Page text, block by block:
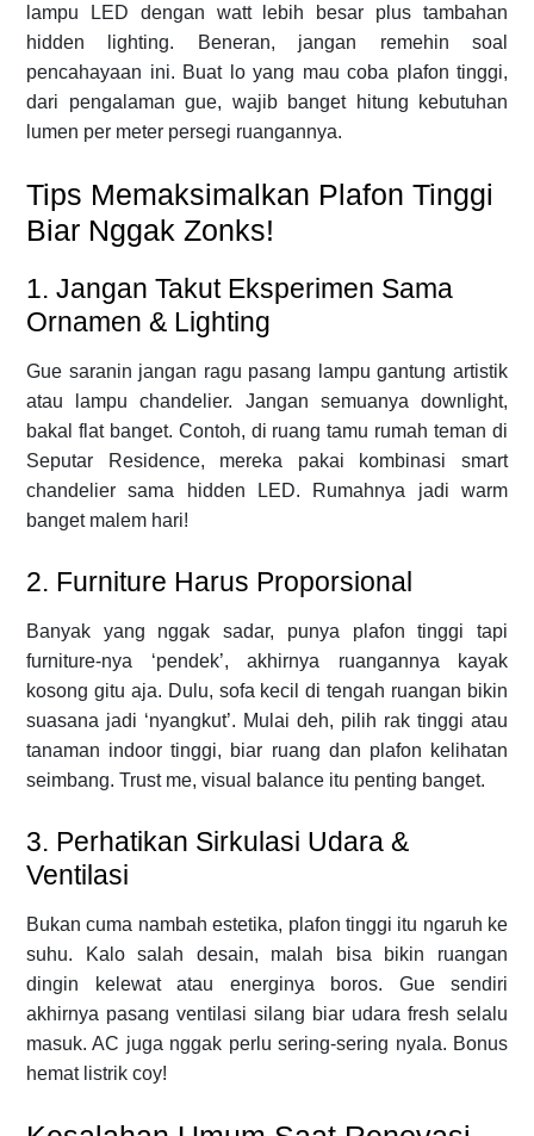
lampu LED dengan watt lebih besar plus tambahan
hidden lighting. Beneran, jangan remehin soal
pencahayaan ini. Buat lo yang mau coba plafon tinggi,
dari pengalaman gue, wajib banget hitung kebutuhan
lumen per meter persegi ruangannya.
Tips Memaksimalkan Plafon Tinggi
Biar Nggak Zonks!
1. Jangan Takut Eksperimen Sama
Ornamen & Lighting
Gue saranin jangan ragu pasang lampu gantung artistik
atau lampu chandelier. Jangan semuanya downlight,
bakal flat banget. Contoh, di ruang tamu rumah teman di
Seputar Residence, mereka pakai kombinasi smart
chandelier sama hidden LED. Rumahnya jadi warm
banget malem hari!
2. Furniture Harus Proporsional
Banyak yang nggak sadar, punya plafon tinggi tapi
furniture-nya ‘pendek’, akhirnya ruangannya kayak
kosong gitu aja. Dulu, sofa kecil di tengah ruangan bikin
suasana jadi ‘nyangkut’. Mulai deh, pilih rak tinggi atau
tanaman indoor tinggi, biar ruang dan plafon kelihatan
seimbang. Trust me, visual balance itu penting banget.
3. Perhatikan Sirkulasi Udara &
Ventilasi
Bukan cuma nambah estetika, plafon tinggi itu ngaruh ke
suhu. Kalo salah desain, malah bisa bikin ruangan
dingin kelewat atau energinya boros. Gue sendiri
akhirnya pasang ventilasi silang biar udara fresh selalu
masuk. AC juga nggak perlu sering-sering nyala. Bonus
hemat listrik coy!